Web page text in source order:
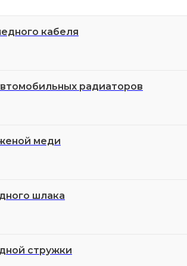
кабеля
радиаторов
меди
шлака
стружки